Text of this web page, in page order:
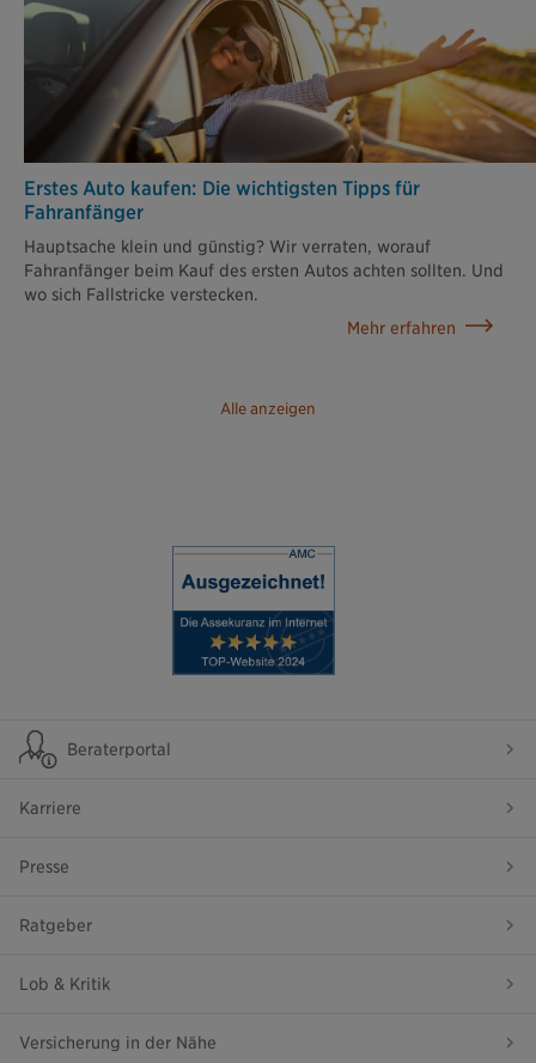
Alle anzeigen
Erstes Auto kaufen: Die wichtigsten Tipps für
Fahranfänger
Hauptsache klein und günstig? Wir verraten, worauf
Fahranfänger beim Kauf des ersten Autos achten sollten. Und
wo sich Fallstricke verstecken.
Mehr erfahren
Beraterportal
Karriere
Presse
Ratgeber
Lob & Kritik
Versicherung in der Nähe